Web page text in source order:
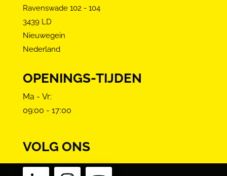
Ravenswade 102 - 104
3439 LD
Nieuwegein
Nederland
OPENINGS-TIJDEN
Ma - Vr:
09:00 - 17:00
VOLG ONS